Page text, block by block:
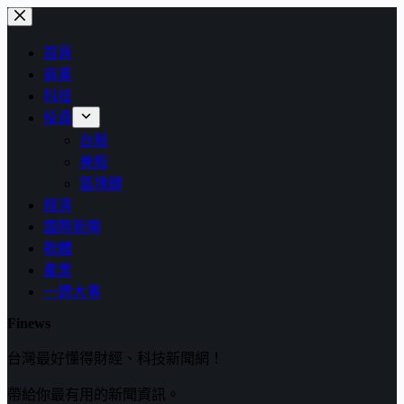
跳
首頁
商業
科技
投資
台股
美股
區塊鏈
經濟
國際新聞
軟體
產業
一週大事
Finews
台灣最好懂得財經、科技新聞網！
帶給你最有用的新聞資訊。